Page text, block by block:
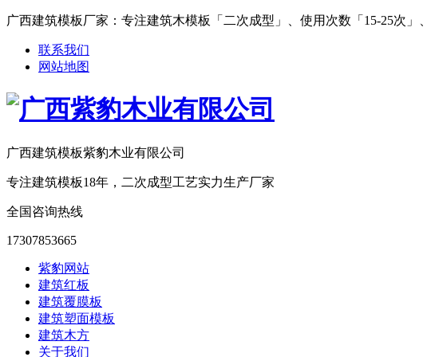
广西建筑模板厂家：专注建筑木模板「二次成型」、使用次数「15-25次」
联系我们
网站地图
广西建筑模板紫豹木业有限公司
专注建筑模板18年，二次成型工艺实力生产厂家
全国咨询热线
17307853665
紫豹网站
建筑红板
建筑覆膜板
建筑塑面模板
建筑木方
关于我们